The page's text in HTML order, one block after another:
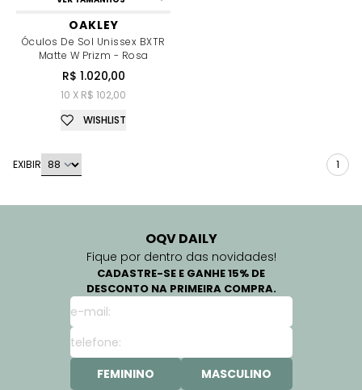
OAKLEY
Óculos De Sol Unissex BXTR
Matte W Prizm - Rosa
R$ 1.020,00
10 X R$ 102,00
WISHLIST
EXIBIR 1
OQV DAILY
Fique por dentro das novidades!
CADASTRE-SE E GANHE 15% DE
DESCONTO NA PRIMEIRA COMPRA.
FEMININO MASCULINO